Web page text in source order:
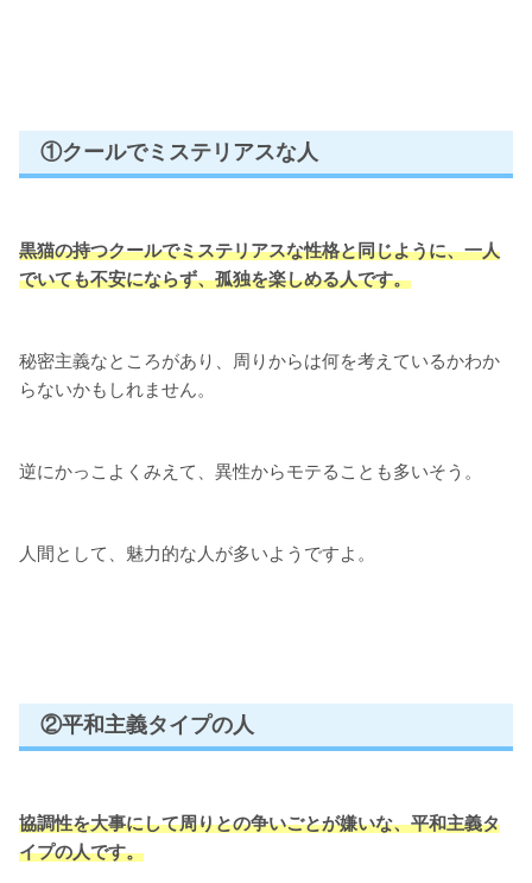
①クールでミステリアスな人
黒猫の持つクールでミステリアスな性格と同じように、一人
でいても不安にならず、孤独を楽しめる人です。
秘密主義なところがあり、周りからは何を考えているかわか
らないかもしれません。
逆にかっこよくみえて、異性からモテることも多いそう。
人間として、魅力的な人が多いようですよ。
②平和主義タイプの人
協調性を大事にして周りとの争いごとが嫌いな、平和主義タ
イプの人です。